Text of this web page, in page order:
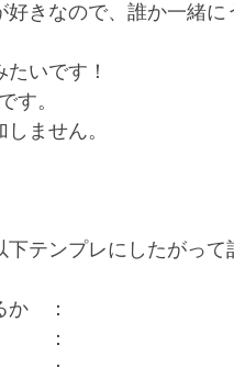
なので、誰か一緒に
いです！
す。
ません。
下テンプレにしたがっ
か ：
：